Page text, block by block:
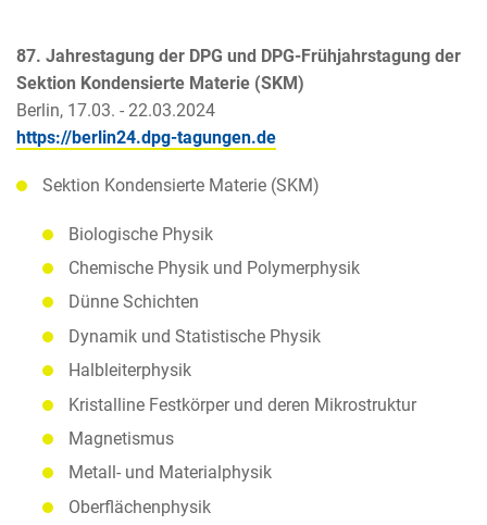
87. Jahrestagung der DPG und DPG-Frühjahrstagung der
Sektion Kondensierte Materie (SKM)
Berlin, 17.03. - 22.03.2024
https://berlin24.dpg-tagungen.de
Sektion Kondensierte Materie (SKM)
Biologische Physik
Chemische Physik und Polymerphysik
Dünne Schichten
Dynamik und Statistische Physik
Halbleiterphysik
Kristalline Festkörper und deren Mikrostruktur
Magnetismus
Metall- und Materialphysik
Oberflächenphysik